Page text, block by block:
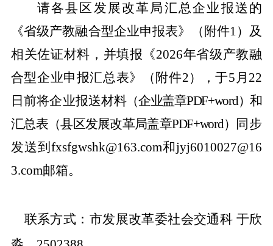
请各县区发展改革 局汇总企业报送的
《省级产教融合型企业申报表》
（附件1）及
相关佐证材料，并填报《2026年省级产教融
合型企业申报汇总表》
（附件2），于5 月 22
日前将企业报送材料（企业盖章PDF+word）和
汇总表（县区发展改革局盖章PDF+word）
同步
发送到fxsfgwshk@163.com和jyj6010027@16
3.com邮箱。
联系方式： 市发展改革委社会交通科 于欣